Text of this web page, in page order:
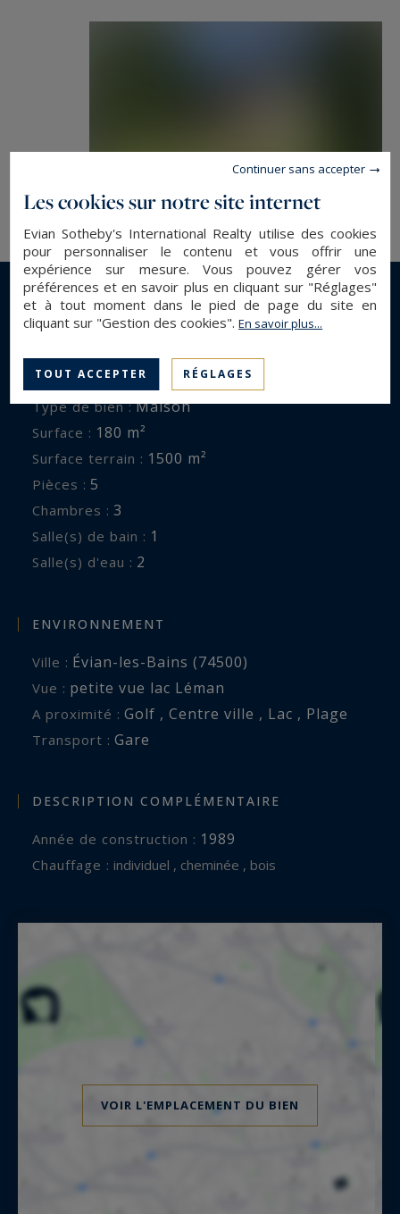
En savoir plus...
DESCRIPTION GÉNÉRALE
Type de bien : Maison
Surface : 180 m²
Surface terrain : 1500 m²
Pièces : 5
Chambres : 3
Salle(s) de bain : 1
Salle(s) d'eau : 2
ENVIRONNEMENT
Ville : Évian-les-Bains (74500)
Vue : petite vue lac Léman
A proximité : Golf , Centre ville , Lac , Plage
Transport : Gare
DESCRIPTION COMPLÉMENTAIRE
Année de construction : 1989
Chauffage : individuel , cheminée , bois
VOIR L'EMPLACEMENT DU BIEN
Les cookies sur notre site internet
Evian Sotheby's International Realty utilise des cookies
pour personnaliser le contenu et vous offrir une
expérience sur mesure. Vous pouvez gérer vos
préférences et en savoir plus en cliquant sur "Réglages"
et à tout moment dans le pied de page du site en
cliquant sur "Gestion des cookies".En savoir plus...
TOUT ACCEPTER RÉGLAGES
Continuer sans accepter